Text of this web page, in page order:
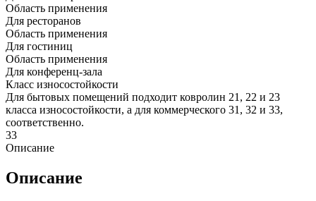
Область применения
Для ресторанов
Область применения
Для гостиниц
Область применения
Для конференц-зала
Класс износостойкости
Для бытовых помещений подходит ковролин 21, 22 и 23
класса износостойкости, а для коммерческого 31, 32 и 33,
соответственно.
33
Описание
Описание